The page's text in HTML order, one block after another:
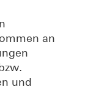
an
und